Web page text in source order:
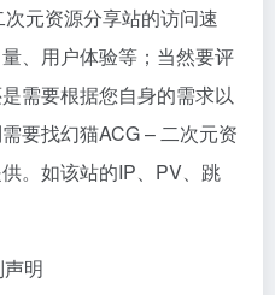
元资源分享站的访问速
、用户体验等；当然要评
需要根据您自身的需求以
要找幻猫ACG – 二次元资
。如该站的IP、PV、跳
明